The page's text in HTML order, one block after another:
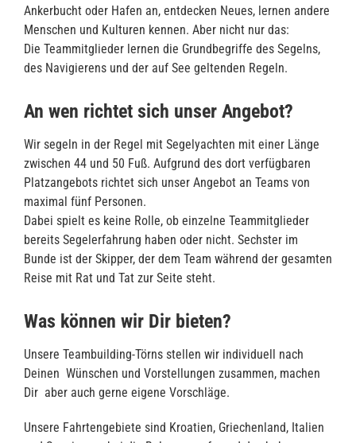
Ankerbucht oder Hafen an, entdecken Neues, lernen andere
Menschen und Kulturen kennen. Aber nicht nur das:
Die Teammitglieder lernen die Grundbegriffe des Segelns,
des Navigierens und der auf See geltenden Regeln.
An wen richtet sich unser Angebot?
Wir segeln in der Regel mit Segelyachten mit einer Länge
zwischen 44 und 50 Fuß. Aufgrund des dort verfügbaren
Platzangebots richtet sich unser Angebot an Teams von
maximal fünf Personen.
Dabei spielt es keine Rolle, ob einzelne Teammitglieder
bereits Segelerfahrung haben oder nicht. Sechster im
Bunde ist der Skipper, der dem Team während der gesamten
Reise mit Rat und Tat zur Seite steht.
Was können wir Dir bieten?
Unsere Teambuilding-Törns stellen wir individuell nach
Deinen Wünschen und Vorstellungen zusammen, machen
Dir aber auch gerne eigene Vorschläge.
Unsere Fahrtengebiete sind Kroatien, Griechenland, Italien